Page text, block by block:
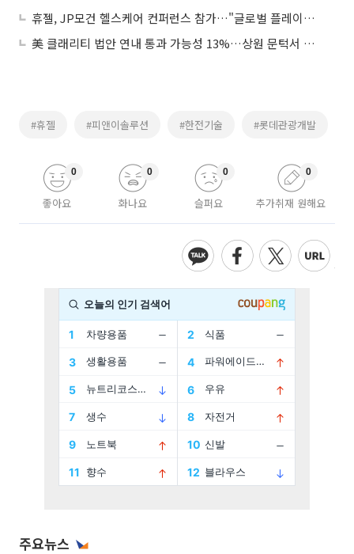
휴젤, JP모건 헬스케어 컨퍼런스 참가…"글로벌 플레이어 향한 2025년 비전 공개"
美 클래리티 법안 연내 통과 가능성 13%…상원 문턱서 제동
#휴젤 #피앤이솔루션 #한전기술 #롯데관광개발
좋아요
0
화나요
0
슬퍼요
0
추가취재 원해요
0
주요뉴스